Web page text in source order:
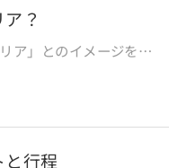
何か気を付ける点はあ
？
ア」とのイメージを持
行程